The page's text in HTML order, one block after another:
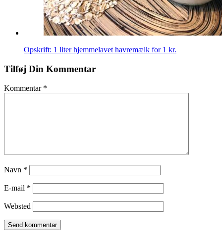
Opskrift: 1 liter hjemmelavet havremælk for 1 kr.
Tilføj Din Kommentar
Kommentar *
Navn *
E-mail *
Websted